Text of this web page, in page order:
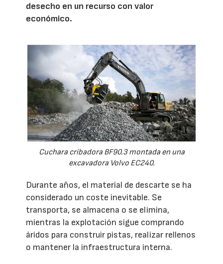
desecho en un recurso con valor
económico.
Cuchara cribadora BF90.3 montada en una
excavadora Volvo EC240.
Durante años, el material de descarte se ha
considerado un coste inevitable. Se
transporta, se almacena o se elimina,
mientras la explotación sigue comprando
áridos para construir pistas, realizar rellenos
o mantener la infraestructura interna.